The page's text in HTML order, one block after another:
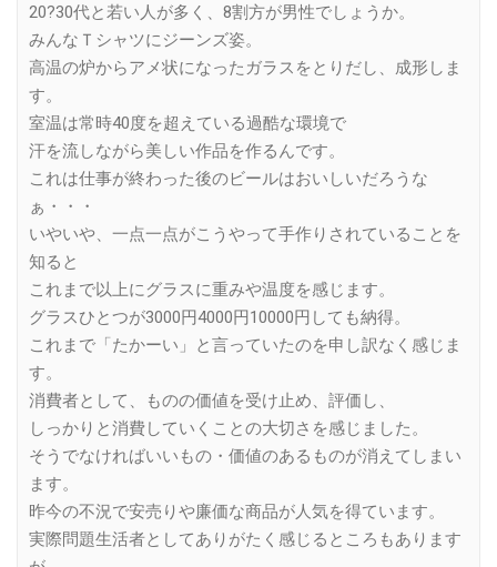
20?30代と若い人が多く、8割方が男性でしょうか。
みんなＴシャツにジーンズ姿。
高温の炉からアメ状になったガラスをとりだし、成形しま
す。
室温は常時40度を超えている過酷な環境で
汗を流しながら美しい作品を作るんです。
これは仕事が終わった後のビールはおいしいだろうな
ぁ・・・
いやいや、一点一点がこうやって手作りされていることを
知ると
これまで以上にグラスに重みや温度を感じます。
グラスひとつが3000円4000円10000円しても納得。
これまで「たかーい」と言っていたのを申し訳なく感じま
す。
消費者として、ものの価値を受け止め、評価し、
しっかりと消費していくことの大切さを感じました。
そうでなければいいもの・価値のあるものが消えてしまい
ます。
昨今の不況で安売りや廉価な商品が人気を得ています。
実際問題生活者としてありがたく感じるところもあります